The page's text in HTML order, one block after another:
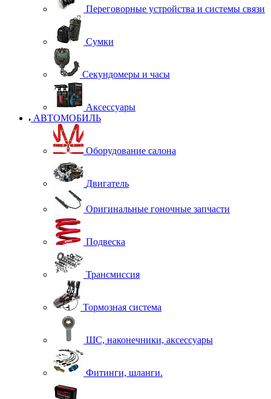
Переговорные устройства и системы связи
Сумки
Секундомеры и часы
Аксессуары
АВТОМОБИЛЬ
Оборудование салона
Двигатель
Оригинальные гоночные запчасти
Подвеска
Трансмиссия
Тормозная система
ШС, наконечники, аксессуары
Фитинги, шланги.